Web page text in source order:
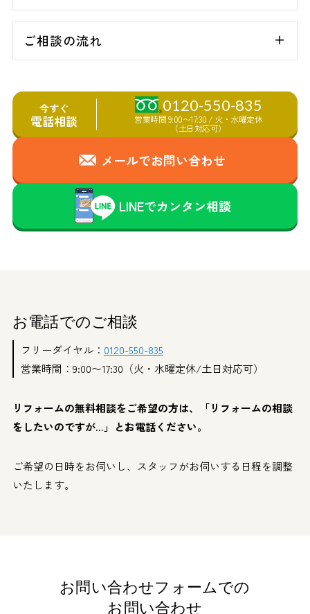
ご相談の流れ
今すぐ
電話相談
0120-550-835
営業時間 9:00〜17:30 / 火・水曜定休
（土日対応可）
メールでお問い合わせ
LINEでカンタ ン相談
お電話でのご相談
フリーダイヤル： 0120-550-835
営業時間：9:00〜17:30（火・水曜定休/土日対応可）
リフォームの無料相談をご希望の方は、
「リフォームの相談
をしたいのですが…」
とお電話ください。
ご希望の日時をお伺いし、スタッフがお伺いする日程を調整
いたします。
お問い合わせフォームでの
お問い合わせ